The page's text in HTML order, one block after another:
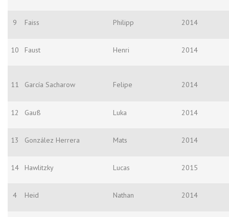
9 Faiss Philipp 2014
10 Faust Henri 2014
11 García Sacharow Felipe 2014
12 Gauß Luka 2014
13 González Herrera Mats 2014
14 Hawlitzky Lucas 2015
4 Heid Nathan 2014